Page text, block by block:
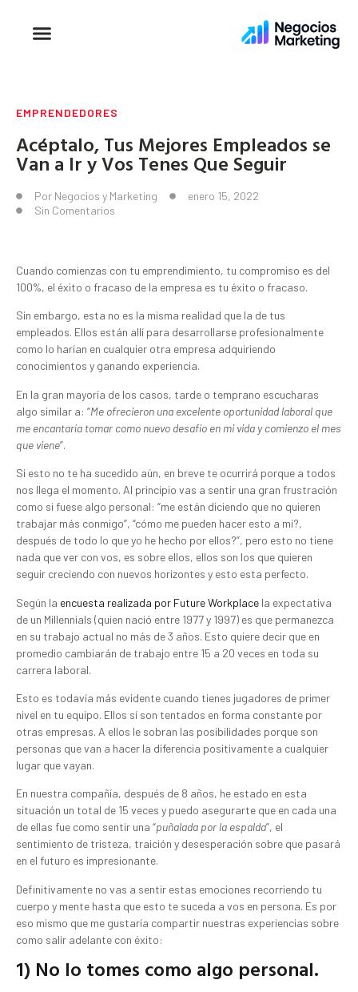
EMPRENDEDORES
Acéptalo, Tus Mejores Empleados se
Van a Ir y Vos Tenes Que Seguir
Por Negocios y Marketing
enero 15, 2022
Sin Comentarios
Cuando comienzas con tu emprendimiento, tu compromiso es del
100%, el éxito o fracaso de la empresa es tu éxito o fracaso.
Sin embargo, esta no es la misma realidad que la de tus
empleados. Ellos están allí para desarrollarse profesionalmente
como lo harían en cualquier otra empresa adquiriendo
conocimientos y ganando experiencia.
En la gran mayoría de los casos, tarde o temprano escucharas
algo similar a: “Me ofrecieron una excelente oportunidad laboral que
me encantaría tomar como nuevo desafío en mi vida y comienzo el mes
que viene”.
Si esto no te ha sucedido aún, en breve te ocurrirá porque a todos
nos llega el momento. Al principio vas a sentir una gran frustración
como si fuese algo personal: “me están diciendo que no quieren
trabajar más conmigo”, “cómo me pueden hacer esto a mí?,
después de todo lo que yo he hecho por ellos?”, pero esto no tiene
nada que ver con vos, es sobre ellos, ellos son los que quieren
seguir creciendo con nuevos horizontes y esto esta perfecto.
Según la encuesta realizada por Future Workplace la expectativa
de un Millennials (quien nació entre 1977 y 1997) es que permanezca
en su trabajo actual no más de 3 años. Esto quiere decir que en
promedio cambiarán de trabajo entre 15 a 20 veces en toda su
carrera laboral.
Esto es todavía más evidente cuando tienes jugadores de primer
nivel en tu equipo. Ellos sí son tentados en forma constante por
otras empresas. A ellos le sobran las posibilidades porque son
personas que van a hacer la diferencia positivamente a cualquier
lugar que vayan.
En nuestra compañía, después de 8 años, he estado en esta
situación un total de 15 veces y puedo asegurarte que en cada una
de ellas fue como sentir una “puñalada por la espalda”, el
sentimiento de tristeza, traición y desesperación sobre que pasará
en el futuro es impresionante.
Definitivamente no vas a sentir estas emociones recorriendo tu
cuerpo y mente hasta que esto te suceda a vos en persona. Es por
eso mismo que me gustaría compartir nuestras experiencias sobre
como salir adelante con éxito:
1) No lo tomes como algo personal.